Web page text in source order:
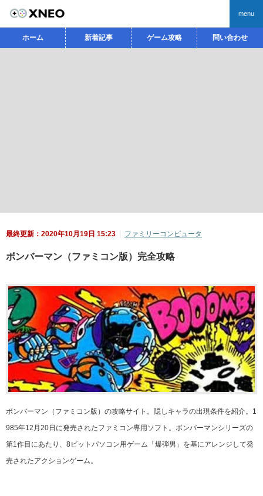
menu
ホーム 新着記事 ゲーム攻略 問い合わせ
最終更新：2020年10月19日 15:23 ファミリーコンピュータ
ボンバーマン（ファミコン版）完全攻略
ボンバーマン（ファミコン版）の攻略サイト。隠しキャラの出現条件を紹介。1
985年12月20日に発売されたファミコン専用ソフト。ボンバーマンシリーズの
第1作目にあたり、8ビットパソコン用ゲーム「爆弾男」を基にアレンジして発
売されたアクションゲーム。